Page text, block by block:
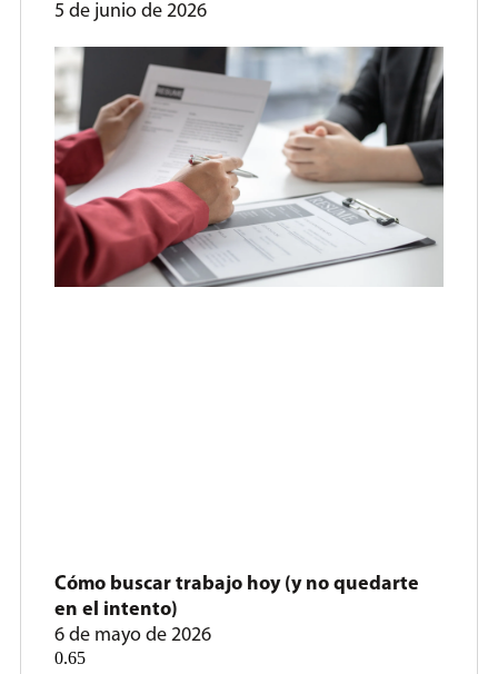
5 de junio de 2026
Cómo buscar trabajo hoy (y no quedarte
en el intento)
6 de mayo de 2026